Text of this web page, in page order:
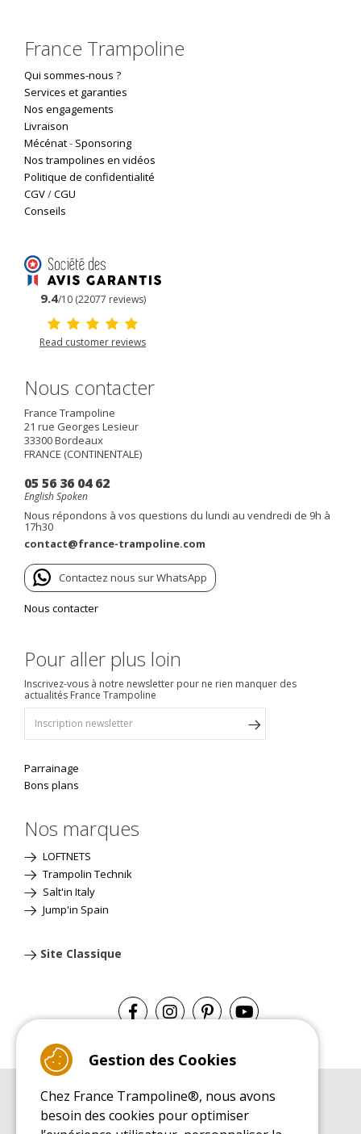
France Trampoline
Qui sommes-nous ?
Services et garanties
Nos engagements
Livraison
Mécénat- Sponsoring
Nos trampolines en vidéos
Politique de confidentialité
CGV/CGU
Conseils
9.4/10 (22077 reviews)
Read customer reviews
Nous contacter
France Trampoline
21 rue Georges Lesieur
33300Bordeaux
FRANCE (CONTINENTALE)
05 56 36 04 62
English Spoken
Nous répondons à vos questions du lundi au vendredi de 9h à
17h30
contact@france-trampoline.com
Contactez nous sur WhatsApp
Nous contacter
Pour aller plus loin
Inscrivez-vous à notre newsletter pour ne rien manquer des
actualités France Trampoline
Parrainage
Bons plans
Nos marques
LOFTNETS
Trampolin Technik
Salt'in Italy
Jump'in Spain
Site Classique
GUIDE D'ACHAT
Guide d'achat pour les trampolines de loisirs
Gestion des Cookies
Chez France Trampoline®, nous avons
besoin des cookies pour optimiser